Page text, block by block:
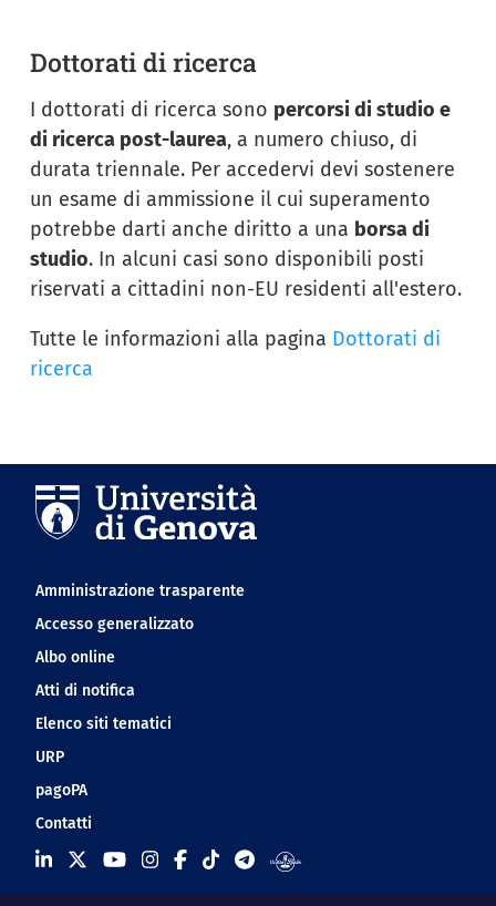
Dottorati di ricerca
I dottorati di ricerca sono percorsi di studio e
di ricerca post-laurea, a numero chiuso, di
durata triennale. Per accedervi devi sostenere
un esame di ammissione il cui superamento
potrebbe darti anche diritto a una borsa di
studio. In alcuni casi sono disponibili posti
riservati a cittadini non-EU residenti all'estero.
Tutte le informazioni alla pagina Dottorati di
ricerca
Navigation footer
Amministrazione trasparente
Accesso generalizzato
Albo online
Atti di notifica
Elenco siti tematici
URP
pagoPA
Contatti